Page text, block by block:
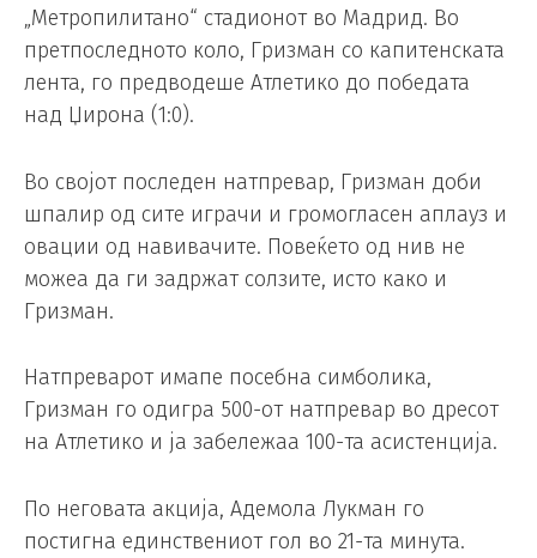
„Метропилитано“ стадионот во Мадрид. Во
претпоследното коло, Гризман со капитенската
лента, го предводеше Атлетико до победата
над Џирона (1:0).
Во својот последен натпревар, Гризман доби
шпалир од сите играчи и громогласен аплауз и
овации од навивачите. Повеќето од нив не
можеа да ги задржат солзите, исто како и
Гризман.
Натпреварот имапе посебна симболика,
Гризман го одигра 500-от натпревар во дресот
на Атлетико и ја забележаа 100-та асистенција.
По неговата акција, Адемола Лукман го
постигна единствениот гол во 21-та минута.